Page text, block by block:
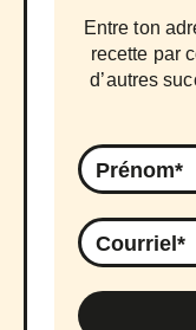
Entre ton
recette par
d’autres